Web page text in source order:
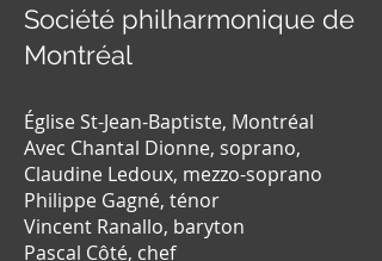
Société philharmonique de
Montréal
Église St-Jean-Baptiste, Montréal
Avec Chantal Dionne, soprano,
Claudine Ledoux, mezzo-soprano
Philippe Gagné, ténor
Vincent Ranallo, baryton
Pascal Côté, chef